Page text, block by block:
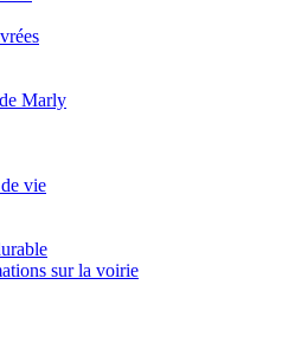
Marly
vie
sur la voirie